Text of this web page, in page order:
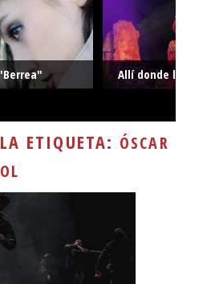
Allí donde la
ETIQUETA: ÓSCAR